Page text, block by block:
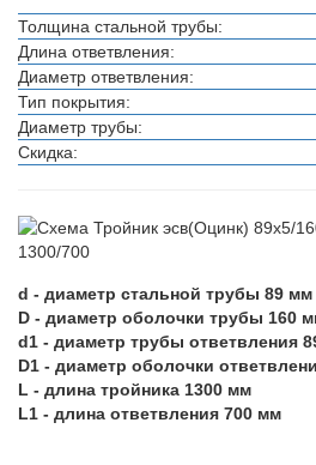
Толщина стальной трубы:
Длина ответвления:
Диаметр ответвления:
Тип покрытия:
Диаметр трубы:
Скидка:
d - диаметр стальной трубы 89 мм
D - диаметр оболочки трубы 160
d1 - диаметр трубы ответвления
D1 - диаметр оболочки
L - длина тройника 1300 мм
L1 - длина ответвления 700 мм